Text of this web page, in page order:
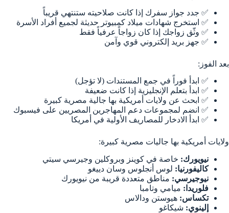
✅ جدد جواز سفرك إذا كانت صلاحيته ستنتهي قريباً
✅ استخرج شهادات ميلاد كمبيوتر حديثة لجميع أفراد الأسرة
✅ وثّق زواجك إذا كان زواجاً عرفياً فقط
✅ جهز بريد إلكتروني قوي وآمن
بعد الفوز:
✅ ابدأ فوراً في جمع المستندات (لا تؤجل)
✅ ابدأ بتعلم الإنجليزية إذا كانت ضعيفة
✅ ابحث عن ولايات أمريكية بها جالية مصرية كبيرة
✅ انضم لمجموعات دعم المهاجرين المصريين على فيسبوك
✅ ابدأ الادخار للمصاريف الأولية في أمريكا
ولايات أمريكية بها جاليات مصرية كبيرة:
نيويورك: خاصة في كوينز وبروكلين وجيرسي سيتي
كاليفورنيا: لوس أنجلوس وسان دييغو
نيوجيرسي: مناطق متعددة قريبة من نيويورك
فلوريدا: ميامي وتامبا
تكساس: هيوستن ودالاس
إلينوي: شيكاغو